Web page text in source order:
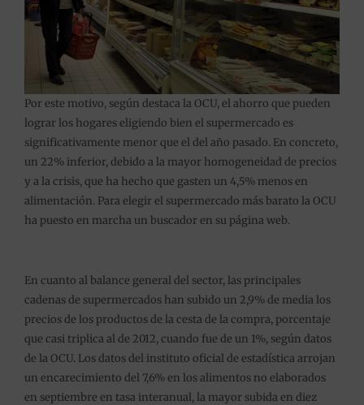
Por este motivo, según destaca la OCU, el ahorro que pueden
lograr los hogares eligiendo bien el supermercado es
significativamente menor que el del año pasado. En concreto,
un 22% inferior, debido a la mayor homogeneidad de precios
y a la crisis, que ha hecho que gasten un 4,5% menos en
alimentación. Para elegir el supermercado más barato la OCU
ha puesto en marcha un buscador en su página web.
En cuanto al balance general del sector, las principales
cadenas de supermercados han subido un 2,9% de media los
precios de los productos de la cesta de la compra, porcentaje
que casi triplica al de 2012, cuando fue de un 1%, según datos
de la OCU. Los datos del instituto oficial de estadística arrojan
un encarecimiento del 7,6% en los alimentos no elaborados
en septiembre en tasa interanual, la mayor subida en diez